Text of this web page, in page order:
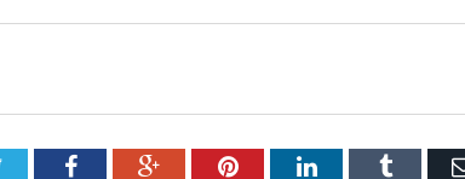
TwitterFacebookGoogle+PinterestLinkedInTumblr